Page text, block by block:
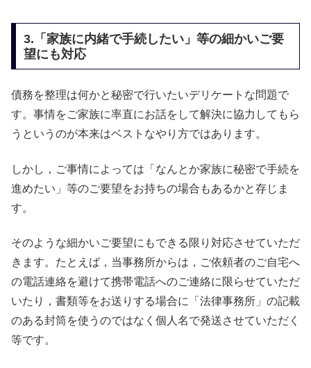
3.「家族に内緒で手続したい」等の細かいご要
望にも対応
債務を整理は何かと秘密で行いたいデリケートな問題で
す。事情をご家族に率直にお話をして解決に協力してもら
うというのが本来はベストなやり方ではあります。
しかし，ご事情によっては「なんとか家族に秘密で手続を
進めたい」等のご要望をお持ちの場合もあるかと存じま
す。
そのような細かいご要望にもできる限り対応させていただ
きます。たとえば，当事務所からは，ご依頼者のご自宅へ
の電話連絡を避けて携帯電話へのご連絡に限らせていただ
いたり，書類等をお送りする場合に「法律事務所」の記載
のある封筒を使うのではなく個人名で発送させていただく
等です。